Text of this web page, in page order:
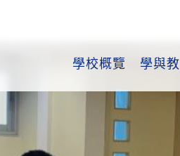
學校概覽 學與教